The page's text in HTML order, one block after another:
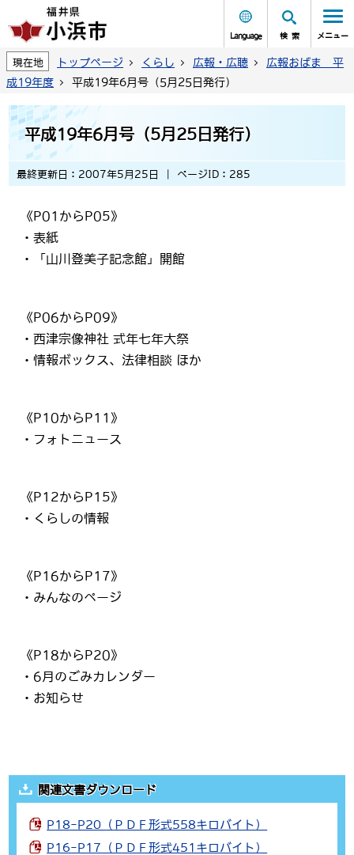
Language 検索 メニュー
現在地 トップページ くらし 広報・広聴
広報おばま 平
成19年度
平成19年6月号（5月25日発行）
平成19年6月号（5月25日発行）
最終更新日：2007年5月25日 ページID：285
《P01からP05》
・表紙
・「山川登美子記念館」開館
《P06からP09》
・西津宗像神社 式年七年大祭
・情報ボックス、法律相談 ほか
《P10からP11》
・フォトニュース
《P12からP15》
・くらしの情報
《P16からP17》
・みんなのページ
《P18からP20》
・6月のごみカレンダー
・お知らせ
関連文書ダウンロード
P18-P20（ＰＤＦ形式558キロバイト）
P16-P17（ＰＤＦ形式451キロバイト）